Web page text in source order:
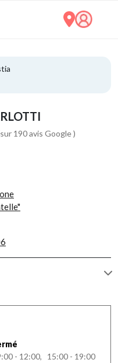
190 avis Google )
- 12:00, 15:00 - 19:00